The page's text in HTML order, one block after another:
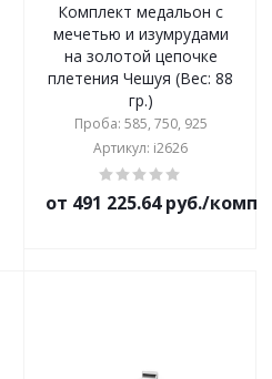
Комплект медальон с
мечетью и изумрудами
на золотой цепочке
плетения Чешуя (Вес: 88
гр.)
Проба: 585, 750, 925
Артикул: i2626
от 491 225.64 руб./